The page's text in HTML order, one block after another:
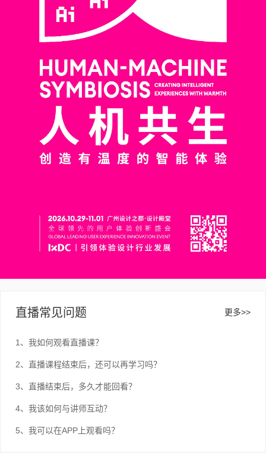
直播常见问题 更多>>
1、我如何观看直播课？
2、直播课程结束后，还可以再学习吗？
3、直播结束后，多久才能回看？
4、我该如何与讲师互动？
5、我可以在APP上观看吗？